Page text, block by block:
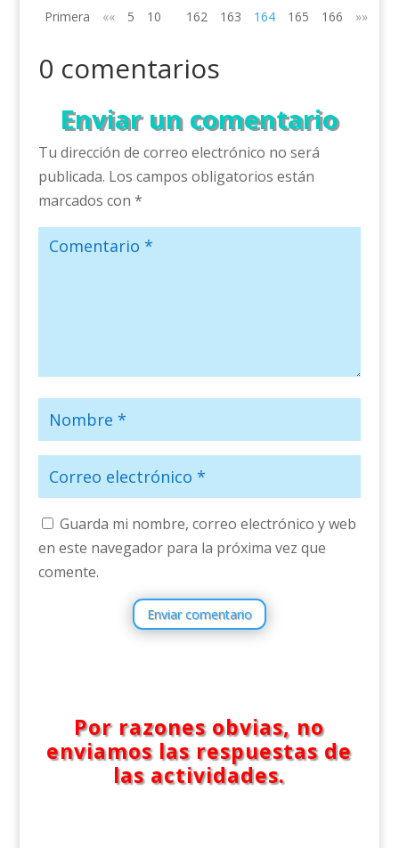
Primera «« 5 10 162 163 164 165 166 »»
0 comentarios
Enviar un comentario
Tu dirección de correo electrónico no será
publicada. Los campos obligatorios están
marcados con *
Guarda mi nombre, correo electrónico y web
en este navegador para la próxima vez que
comente.
Enviar comentario
Por razones obvias, no
enviamos las respuestas de
las actividades.